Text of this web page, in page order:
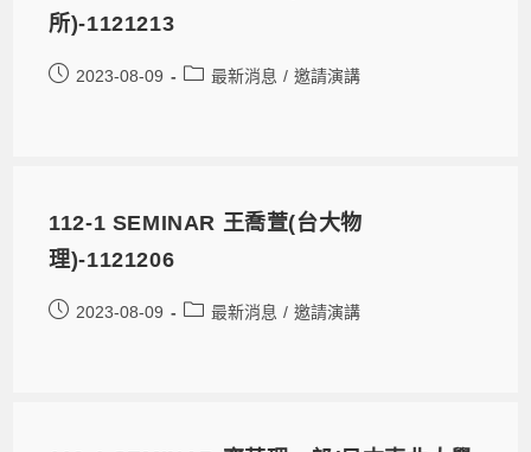
所)-1121213
2023-08-09 最新消息 / 邀請演講
112-1 SEMINAR 王喬萱(台大物
理)-1121206
2023-08-09 最新消息 / 邀請演講